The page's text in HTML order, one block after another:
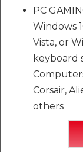
PC
Windows
Vista, or
keyboard
Corsair,
others